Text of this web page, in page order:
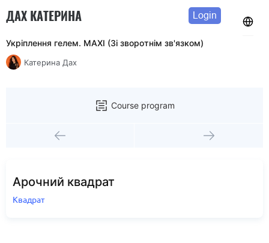
ДАХ КАТЕРИНА Login
Укріплення гелем. MAXI (Зі зворотнім зв'язком)
Катерина Дах
Course program
Арочний квадрат
Квадрат